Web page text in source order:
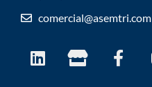
comercial@asemtri.com
L
i
S
t
F
a